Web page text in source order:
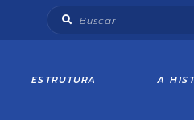
ESTRUTURA A